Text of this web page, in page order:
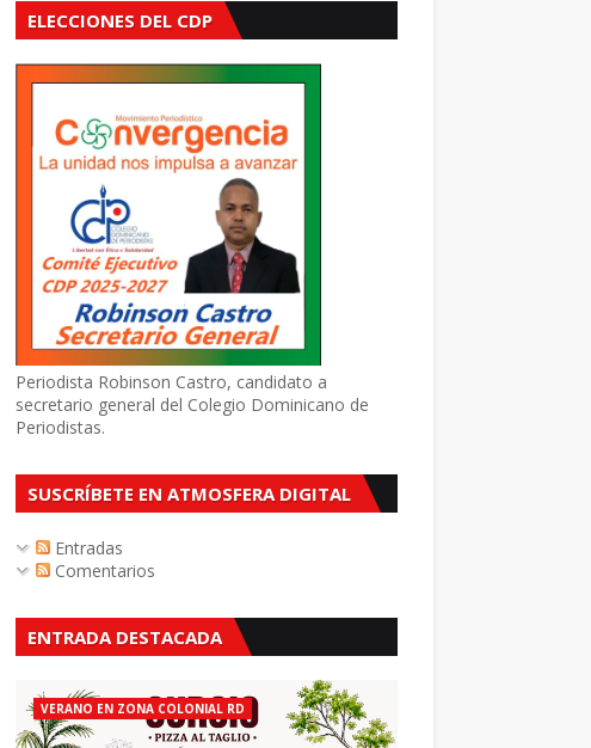
ELECCIONES DEL CDP
Periodista Robinson Castro, candidato a
secretario general del Colegio Dominicano de
Periodistas.
SUSCRÍBETE EN ATMOSFERA DIGITAL
Entradas
Comentarios
ENTRADA DESTACADA
VERANO EN ZONA COLONIAL RD